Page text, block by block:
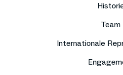
Team
Internationale